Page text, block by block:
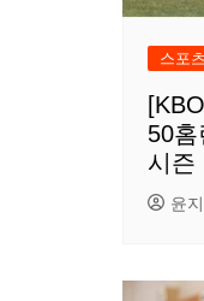
스포츠
50
시즌
윤